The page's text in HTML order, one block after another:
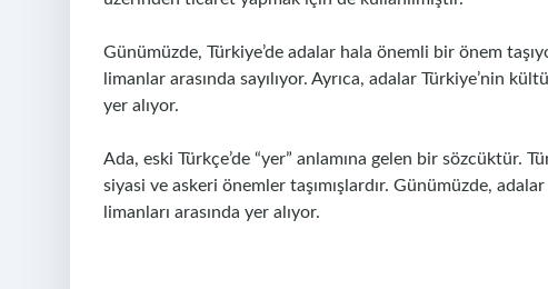
Günümüzde, Türkiye’de adalar hala önemli bir önem
limanlar arasında sayılıyor. Ayrıca, adalar Türkiye’nin
yer alıyor.
Ada, eski Türkçe’de “yer” anlamına gelen bir
siyasi ve askeri önemler taşımışlardır. Günümüzde,
limanları arasında yer alıyor.